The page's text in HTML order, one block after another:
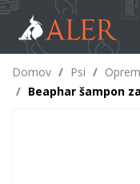
Domov / Psi /
/ Beaphar šampon